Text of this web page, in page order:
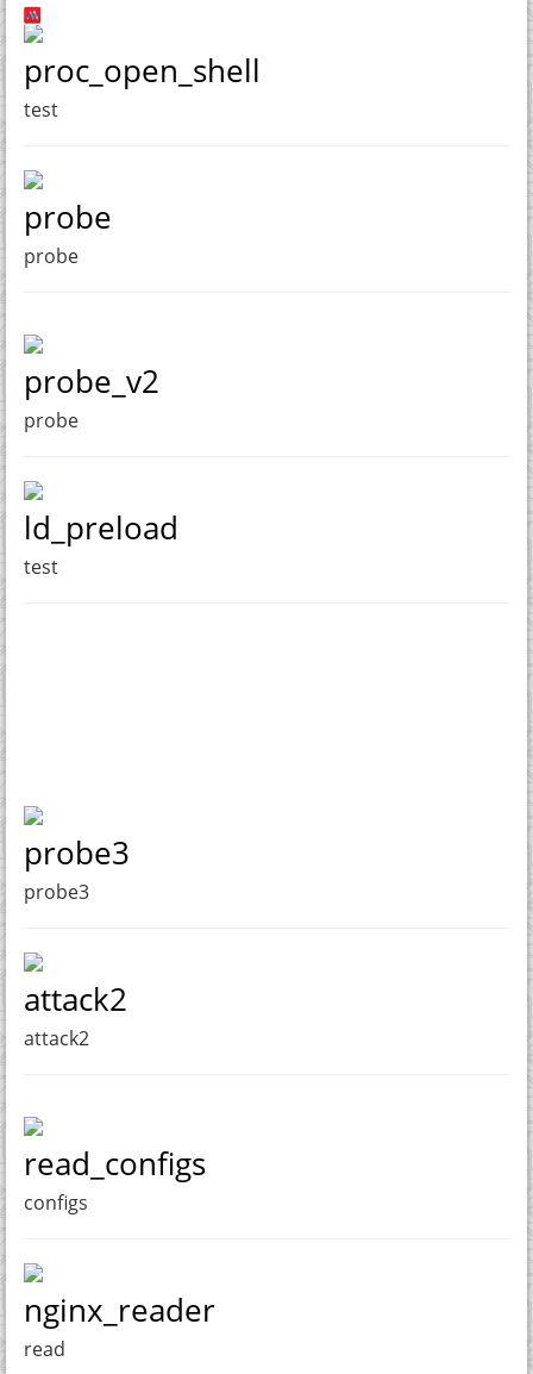
proc_open_shell
test
probe
probe
probe_v2
probe
ld_preload
test
probe3
probe3
attack2
attack2
read_configs
configs
nginx_reader
read